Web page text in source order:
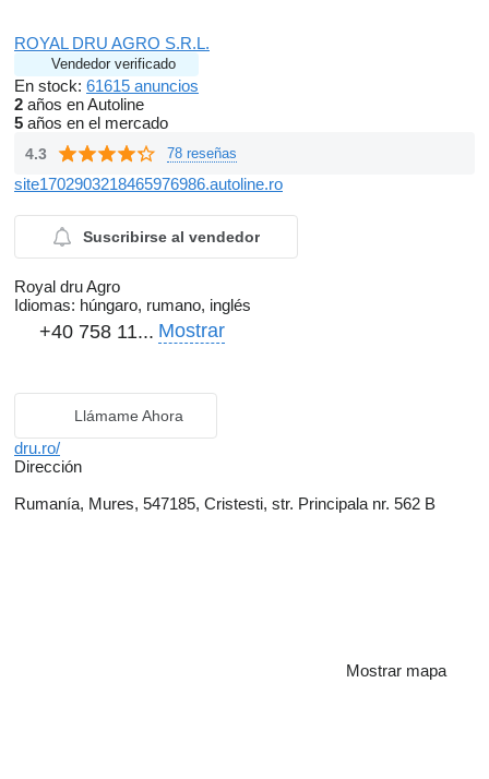
ROYAL DRU AGRO S.R.L.
Vendedor verificado
En stock: 61615 anuncios
2 años en Autoline
5 años en el mercado
4.3 78 reseñas
site1702903218465976986.autoline.ro
Suscribirse al vendedor
Royal dru Agro
Idiomas: húngaro, rumano, inglés
+40 758 11... Mostrar
Llámame Ahora
dru.ro/
Dirección
Rumanía, Mures, 547185, Cristesti, str. Principala nr. 562 B
Mostrar mapa